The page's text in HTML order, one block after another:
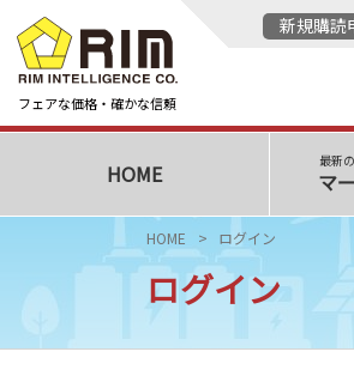
フェアな価格・確かな信頼
新規購読
HOME 最新
マ
HOME ログイン
ログイン